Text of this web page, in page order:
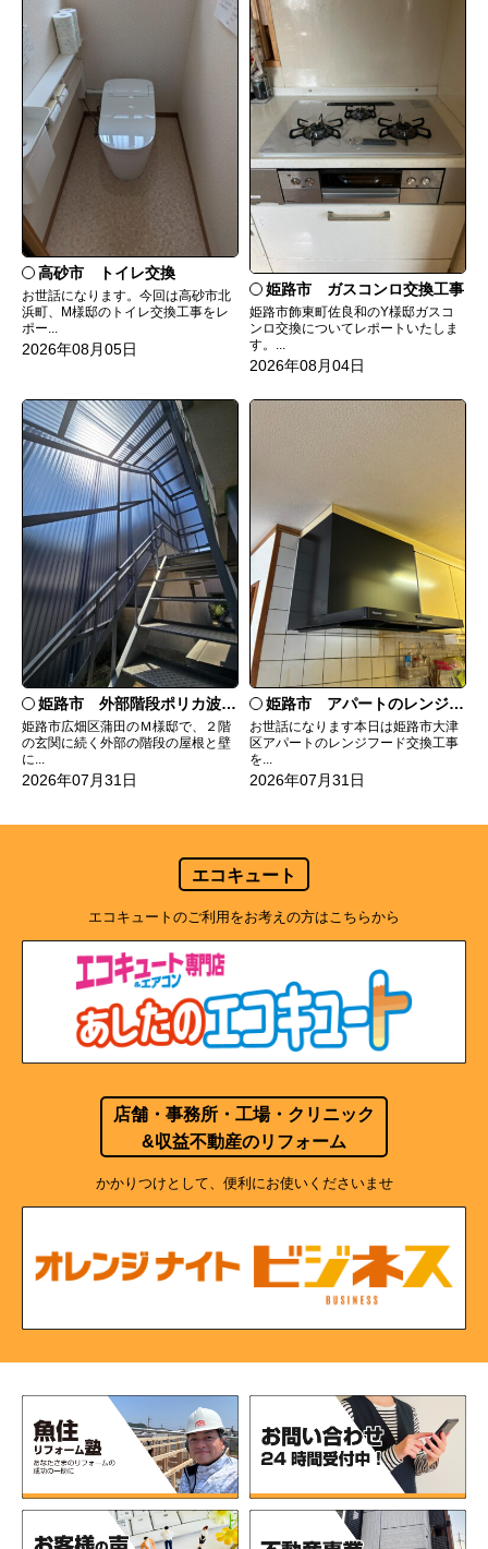
高砂市 トイレ交換
お世話になります。今回は高砂市北
浜町、M様邸のトイレ交換工事をレ
ポー...
2026年08月05日
姫路市 ガスコンロ交換工事
姫路市飾東町佐良和のY様邸ガスコ
ンロ交換についてレポートいたしま
す。...
2026年08月04日
姫路市 外部階段ポリカ波板張替工事
姫路市広畑区蒲田のＭ様邸で、２階
の玄関に続く外部の階段の屋根と壁
に...
2026年07月31日
姫路市 アパートのレンジフード交換
お世話になります本日は姫路市大津
区アパートのレンジフード交換工事
を...
2026年07月31日
エコキュート
エコキュートのご利用をお考えの方はこちらから
店舗・事務所・工場・クリニック
&収益不動産のリフォーム
かかりつけとして、便利にお使いくださいませ